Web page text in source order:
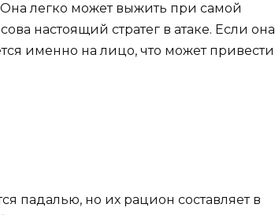
легко может выжить при самой
настоящий стратег в атаке. Если она
именно на лицо, что может привести
падалью, но их рацион составляет в